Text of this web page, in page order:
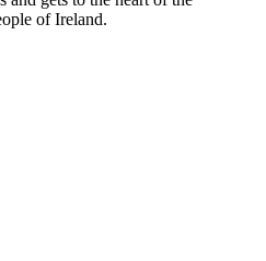
of Ireland.